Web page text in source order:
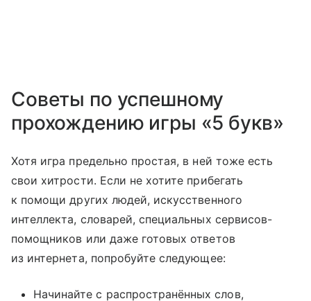
Советы по успешному
прохождению игры «5 букв»
Хотя игра предельно простая, в ней тоже есть
свои хитрости. Если не хотите прибегать
к помощи других людей, искусственного
интеллекта, словарей, специальных сервисов-
помощников или даже готовых ответов
из интернета, попробуйте следующее:
Начинайте с распространённых слов,